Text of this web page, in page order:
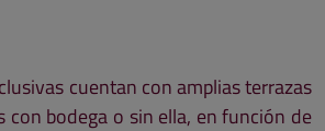
cuentan con amplias terrazas
con bodega o sin ella, en función de